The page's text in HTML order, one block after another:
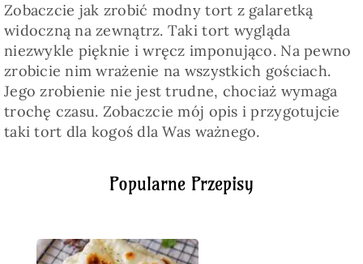
Popularne Przepisy
Zobaczcie jak zrobić modny tort z galaretką
widoczną na zewnątrz. Taki tort wygląda
niezwykle pięknie i wręcz imponująco. Na pewno
zrobicie nim wrażenie na wszystkich gościach.
Jego zrobienie nie jest trudne, chociaż wymaga
trochę czasu. Zobaczcie mój opis i przygotujcie
taki tort dla kogoś dla Was ważnego.